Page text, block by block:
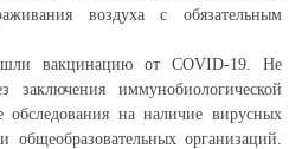
воздуха с обязательным
вакцинацию от COVID-19. Не
иммунобиологической
на наличие вирусных
организаций.